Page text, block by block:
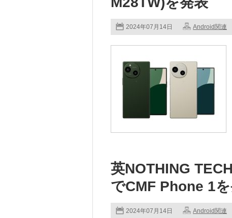
2024年07月14日 Android関連
英NOTHING
でCMF Phone 1
2024年07月14日 Android関連